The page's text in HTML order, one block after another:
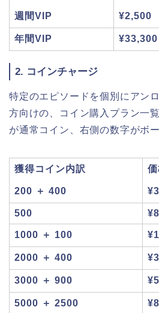
週間VIP ¥2,500
年間VIP ¥33,300
2. コインチャージ
特定のエピソードを個別にアン
方向けの、コイン購入プラン一
が通常コイン、右側の数字がボ
獲得コイン内訳 価
200 ＋ 400
500
1000 ＋ 100
2000 ＋ 400
3000 ＋ 900
5000 ＋ 2500